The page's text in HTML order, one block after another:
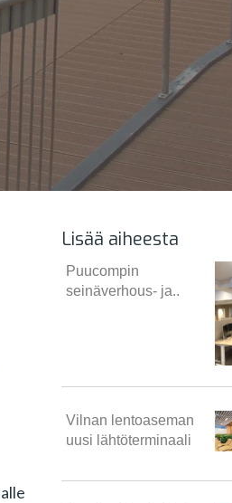
Lisää aiheesta
Puucompin
seinäverhous- ja..
Vilnan lentoaseman
uusi lähtöterminaali